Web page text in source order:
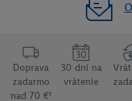
Doprava
zadarmo
nad 70 €¹
30 dní na
vrátenie